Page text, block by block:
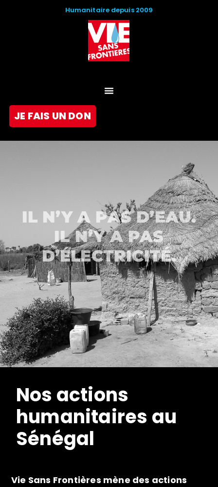
Humanitaire depuis 2009
JE FAIS UN DON
IL N’Y A PAS D’EAU.
IL N’Y A PAS
D’ÉLECTRICITÉ.
Nos actions
humanitaires au
Sénégal
Vie Sans Frontières mène des actions